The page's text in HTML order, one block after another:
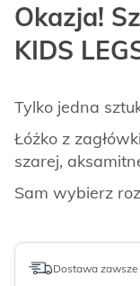
Okazja!
KIDS
Tylko jedna
Łóżko z
szarej,
Sam wybierz
Dostawa zawsze